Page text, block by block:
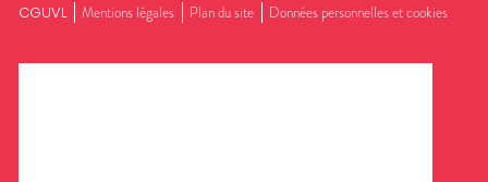
CGUVL Mentions légales Plan du site Données personnelles et cookies